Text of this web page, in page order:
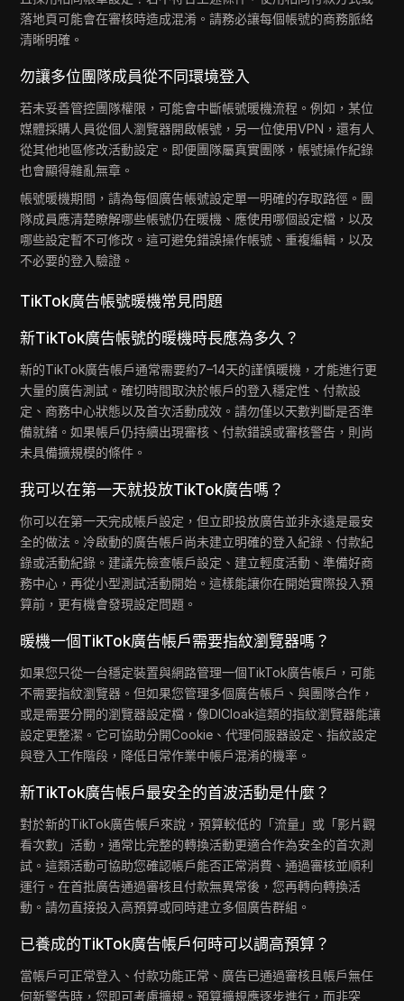
落地頁可能會在審核時造成混淆。請務必讓每個帳號的商務脈絡
清晰明確。
勿讓多位團隊成員從不同環境登入
若未妥善管控團隊權限，可能會中斷帳號暖機流程。例如，某位
媒體採購人員從個人瀏覽器開啟帳號，另一位使用VPN，還有人
從其他地區修改活動設定。即便團隊屬真實團隊，帳號操作紀錄
也會顯得雜亂無章。
帳號暖機期間，請為每個廣告帳號設定單一明確的存取路徑。團
隊成員應清楚瞭解哪些帳號仍在暖機、應使用哪個設定檔，以及
哪些設定暫不可修改。這可避免錯誤操作帳號、重複編輯，以及
不必要的登入驗證。
TikTok廣告帳號暖機常見問題
新TikTok廣告帳號的暖機時長應為多久？
新的TikTok廣告帳戶通常需要約7–14天的謹慎暖機，才能進行更
大量的廣告測試。確切時間取決於帳戶的登入穩定性、付款設
定、商務中心狀態以及首次活動成效。請勿僅以天數判斷是否準
備就緒。如果帳戶仍持續出現審核、付款錯誤或審核警告，則尚
未具備擴規模的條件。
我可以在第一天就投放TikTok廣告嗎？
你可以在第一天完成帳戶設定，但立即投放廣告並非永遠是最安
全的做法。冷啟動的廣告帳戶尚未建立明確的登入紀錄、付款紀
錄或活動紀錄。建議先檢查帳戶設定、建立輕度活動、準備好商
務中心，再從小型測試活動開始。這樣能讓你在開始實際投入預
算前，更有機會發現設定問題。
暖機一個TikTok廣告帳戶需要指紋瀏覽器嗎？
如果您只從一台穩定裝置與網路管理一個TikTok廣告帳戶，可能
不需要指紋瀏覽器。但如果您管理多個廣告帳戶、與團隊合作，
或是需要分開的瀏覽器設定檔，像DICloak這類的指紋瀏覽器能讓
設定更整潔。它可協助分開Cookie、代理伺服器設定、指紋設定
與登入工作階段，降低日常作業中帳戶混淆的機率。
新TikTok廣告帳戶最安全的首波活動是什麼？
對於新的TikTok廣告帳戶來說，預算較低的「流量」或「影片觀
看次數」活動，通常比完整的轉換活動更適合作為安全的首次測
試。這類活動可協助您確認帳戶能否正常消費、通過審核並順利
運行。在首批廣告通過審核且付款無異常後，您再轉向轉換活
動。請勿直接投入高預算或同時建立多個廣告群組。
已養成的TikTok廣告帳戶何時可以調高預算？
當帳戶可正常登入、付款功能正常、廣告已通過審核且帳戶無任
何新警告時，您即可考慮擴規。預算擴規應逐步進行，而非突